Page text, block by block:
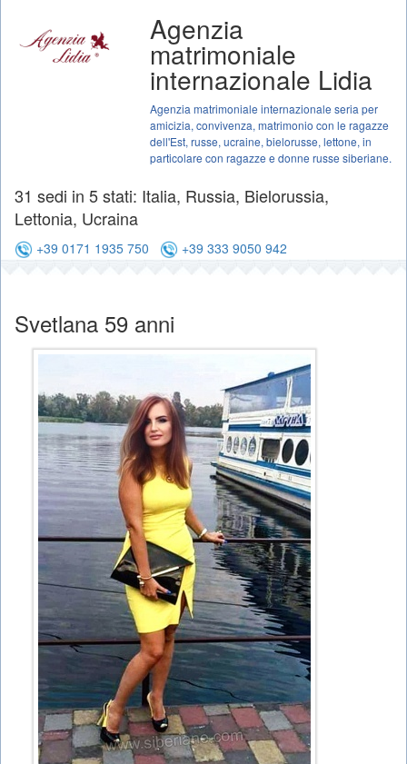
Agenzia
matrimoniale
internazionale Lidia
Agenzia matrimoniale internazionale seria per
amicizia, convivenza, matrimonio con le ragazze
dell'Est, russe, ucraine, bielorusse, lettone, in
particolare con ragazze e donne russe siberiane.
31 sedi in 5 stati: Italia, Russia, Bielorussia,
Lettonia, Ucraina
+39 0171 1935 750 +39 333 9050 942
Svetlana 59 anni